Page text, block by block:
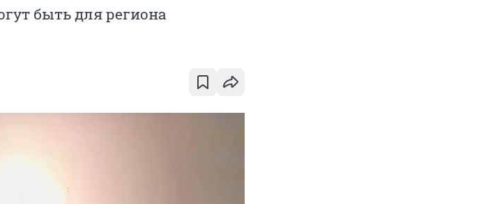
быть для региона